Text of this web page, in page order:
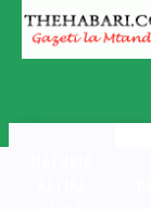
Skip
content